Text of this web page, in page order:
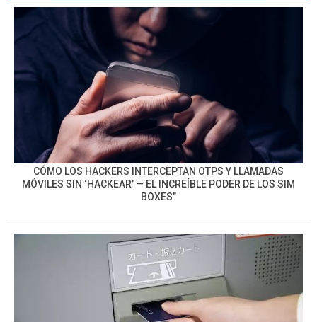
CÓMO LOS HACKERS INTERCEPTAN OTPS Y LLAMADAS
MÓVILES SIN ‘HACKEAR’ — EL INCREÍBLE PODER DE LOS SIM
BOXES”